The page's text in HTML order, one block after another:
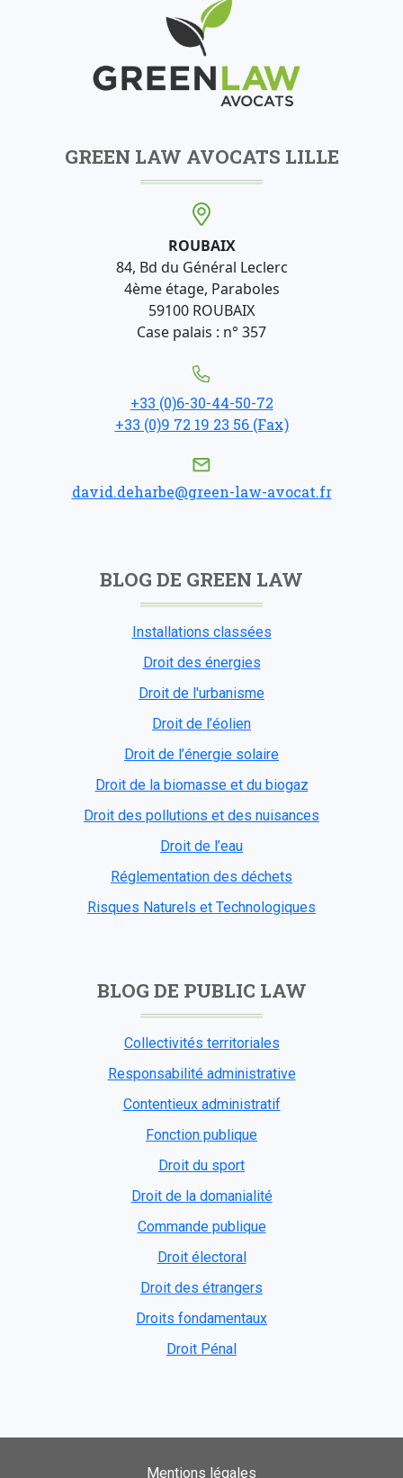
GREEN LAW AVOCATS LILLE
ROUBAIX
84, Bd du Général Leclerc
4ème étage, Paraboles
59100 ROUBAIX
Case palais : n° 357
+33 (0)6-30-44-50-72
+33 (0)9 72 19 23 56 (Fax)
david.deharbe@green-law-avocat.fr
BLOG DE GREEN LAW
Installations classées
Droit des énergies
Droit de l'urbanisme
Droit de l’éolien
Droit de l’énergie solaire
Droit de la biomasse et du biogaz
Droit des pollutions et des nuisances
Droit de l’eau
Réglementation des déchets
Risques Naturels et Technologiques
BLOG DE PUBLIC LAW
Collectivités territoriales
Responsabilité administrative
Contentieux administratif
Fonction publique
Droit du sport
Droit de la domanialité
Commande publique
Droit électoral
Droit des étrangers
Droits fondamentaux
Droit Pénal
Mentions légales